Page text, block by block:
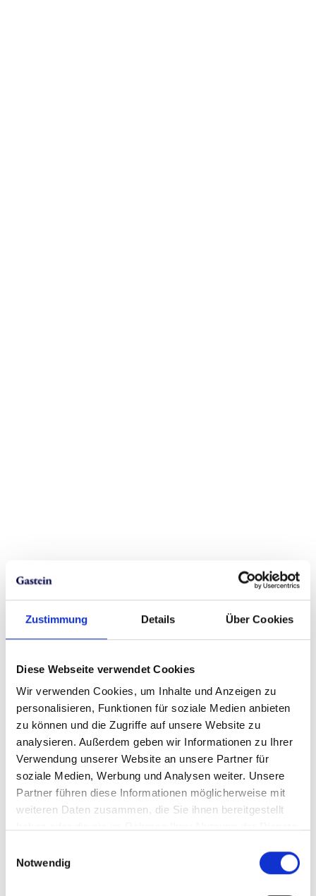
Zustimmung Details Über Cookies
Diese Webseite verwendet Cookies
Wir verwenden Cookies, um Inhalte und Anzeigen zu
personalisieren, Funktionen für soziale Medien anbieten
zu können und die Zugriffe auf unsere Website zu
analysieren. Außerdem geben wir Informationen zu Ihrer
Verwendung unserer Website an unsere Partner für
soziale Medien, Werbung und Analysen weiter. Unsere
Partner führen diese Informationen möglicherweise mit
weiteren Daten zusammen, die Sie ihnen bereitgestellt
Notwendig